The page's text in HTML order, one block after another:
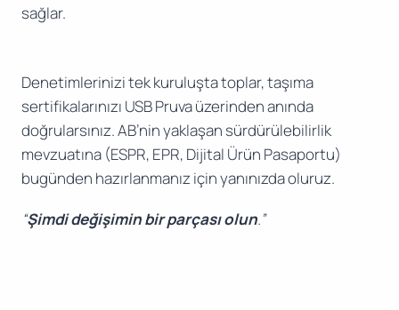
sağlar.
Denetimlerinizi tek kuruluşta toplar, taşıma
sertifikalarınızı USB Pruva üzerinden anında
doğrularsınız. AB’nin yaklaşan sürdürülebilirlik
mevzuatına (ESPR, EPR, Dijital Ürün Pasaportu)
bugünden hazırlanmanız için yanınızda oluruz.
“Şimdi değişimin bir parçası olun.”